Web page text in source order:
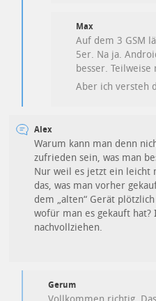
Max
Auf dem 3 GSM
5er. Na ja.
besser. Teilweise
Aber ich versteh
Alex
Warum kann man denn
zufrieden sein, was man
Nur weil es jetzt ein leicht
das, was man vorher
dem „alten“ Gerät
wofür man es gekauft hat?
nachvollziehen.
Gerum